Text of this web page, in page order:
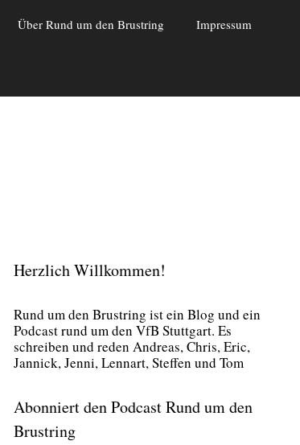
Über Rund um den Brustring Impressum
Herzlich Willkommen!
Rund um den Brust­ring ist ein Blog und ein
Pod­cast rund um den VfB Stutt­gart. Es
schrei­ben und reden Andre­as, Chris, Eric,
Jan­nick, Jen­ni, Lenn­art, Stef­fen und Tom
Abonniert den Podcast Rund um den
Brustring